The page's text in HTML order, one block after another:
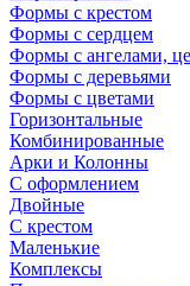
Формы с крестом
Формы с сердцем
Формы с ангелами,
Формы с деревьями
Формы с цветами
Горизонтальные
Комбинированные
Арки и Колонны
С оформлением
Двойные
С крестом
Маленькие
Комплексы